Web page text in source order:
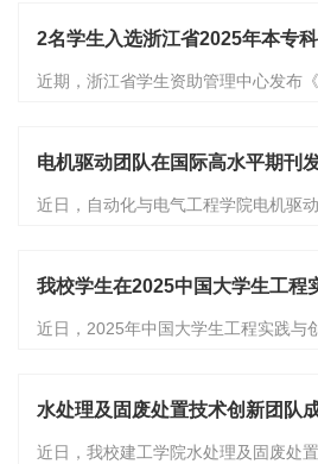
2名学生入选浙江省2025年本专
近期，浙江省学生资助管理中心发布
电机驱动团队在国际高水平期刊
近日，自动化与电气工程学院电机驱动
我校学生在2025中国大学生工程
近日，2025年中国大学生工程实践与
水处理及固废处置技术创新团队
近日，我校建工学院水处理及固废处置